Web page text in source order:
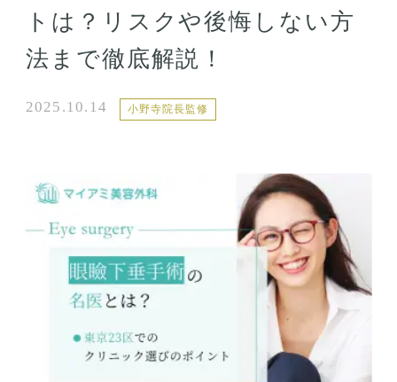
トは？リスクや後悔しない方
法まで徹底解説！
2025.10.14 小野寺院長監修